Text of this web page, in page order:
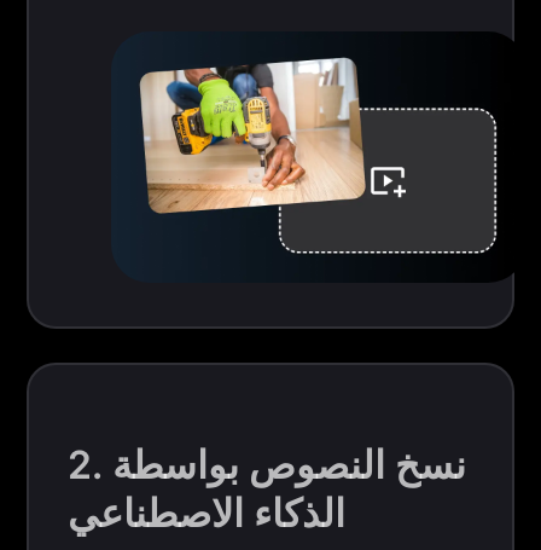
2. نسخ النصوص بواسطة
الذكاء الاصطناعي